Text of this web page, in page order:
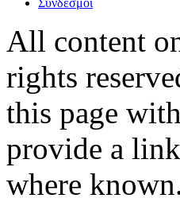
All content
rights
this page
provide a
where